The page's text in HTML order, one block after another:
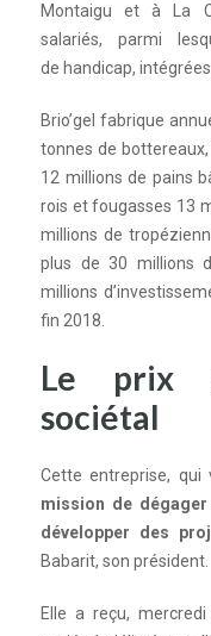
Montaigu
et à La
salariés, parmi
de handicap, intégrées
Brio’gel fabrique
tonnes de
12 millions de pains
rois etfougasses 13
millions de
plus de 30 millions
millions
fin 2018.
Le prix
sociétal
Cette entreprise,
mission de
développer des
Babarit, son président.
Elle a reçu,